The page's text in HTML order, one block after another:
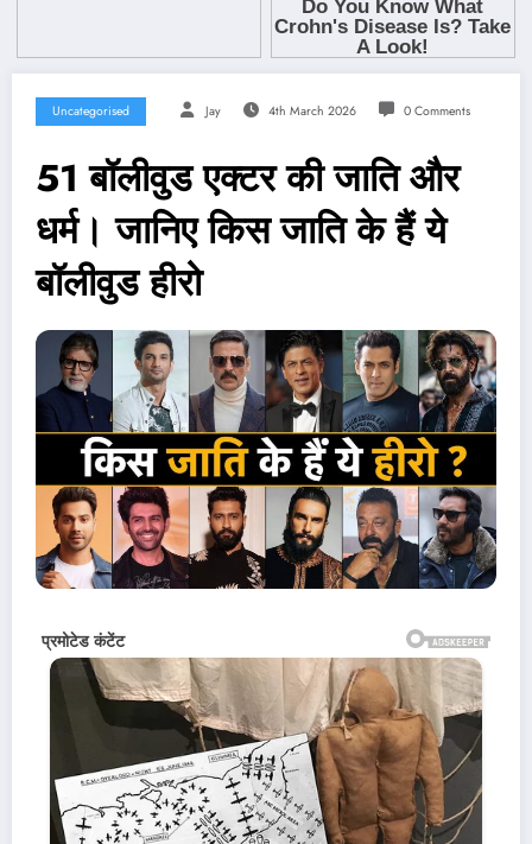
Uncategorised Jay 4th March 2026 0 Comments
51 बॉलीवुड एक्टर की जाति और
धर्म। जानिए किस जाति के हैं ये
बॉलीवुड हीरो